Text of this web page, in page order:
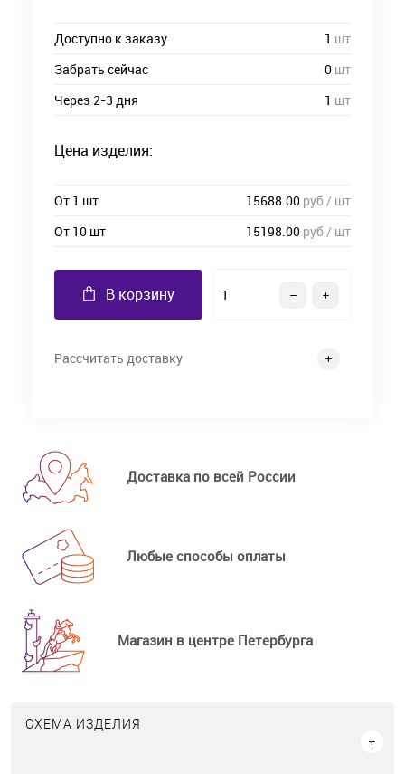
Доступно к заказу 1 шт
Забрать сейчас
0 шт
Через 2-3 дня
1 шт
Цена изделия:
От 1 шт 15688.00 руб / шт
От 10 шт
15198.00 руб / шт
В корзину
Рассчитать доставку
Доставка по всей России
Любые способы оплаты
Магазин в центре Петербурга
СХЕМА ИЗДЕЛИЯ